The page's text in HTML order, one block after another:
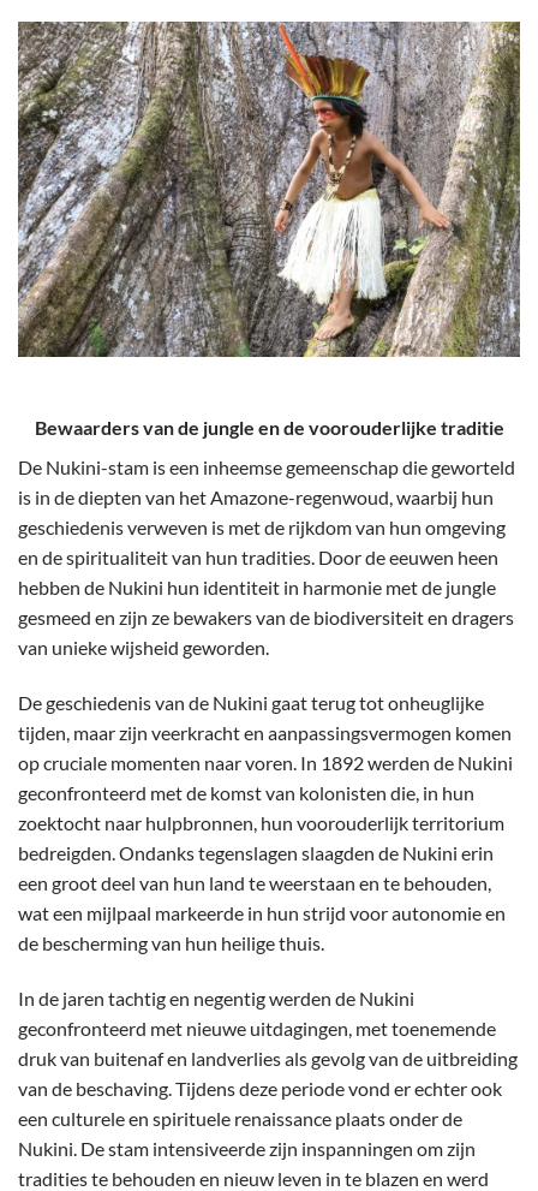
Bewaarders van de jungle en de voorouderlijke traditie
De Nukini-stam is een inheemse gemeenschap die geworteld
is in de diepten van het Amazone-regenwoud, waarbij hun
geschiedenis verweven is met de rijkdom van hun omgeving
en de spiritualiteit van hun tradities. Door de eeuwen heen
hebben de Nukini hun identiteit in harmonie met de jungle
gesmeed en zijn ze bewakers van de biodiversiteit en dragers
van unieke wijsheid geworden.
De geschiedenis van de Nukini gaat terug tot onheuglijke
tijden, maar zijn veerkracht en aanpassingsvermogen komen
op cruciale momenten naar voren. In 1892 werden de Nukini
geconfronteerd met de komst van kolonisten die, in hun
zoektocht naar hulpbronnen, hun voorouderlijk territorium
bedreigden. Ondanks tegenslagen slaagden de Nukini erin
een groot deel van hun land te weerstaan ​​en te behouden,
wat een mijlpaal markeerde in hun strijd voor autonomie en
de bescherming van hun heilige thuis.
In de jaren tachtig en negentig werden de Nukini
geconfronteerd met nieuwe uitdagingen, met toenemende
druk van buitenaf en landverlies als gevolg van de uitbreiding
van de beschaving. Tijdens deze periode vond er echter ook
een culturele en spirituele renaissance plaats onder de
Nukini. De stam intensiveerde zijn inspanningen om zijn
tradities te behouden en nieuw leven in te blazen en werd